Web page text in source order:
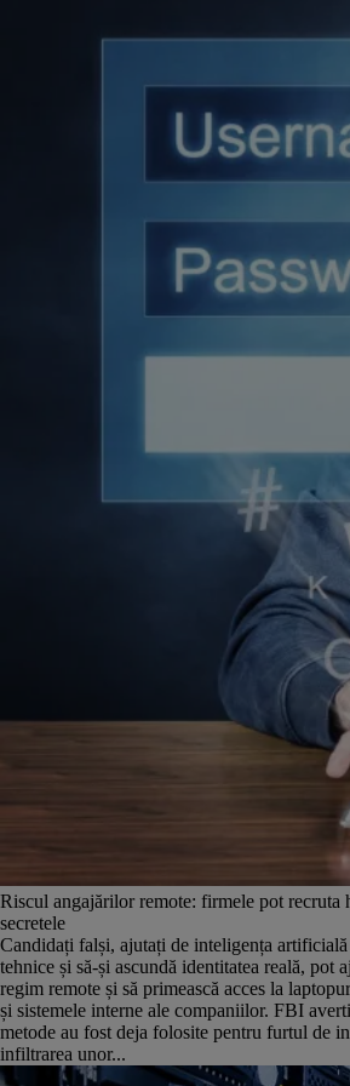
Riscul angajărilor remote: firmele pot recruta
secretele
Candidați falși, ajutați de inteligența
tehnice și să-și ascundă identitatea reală, pot
regim remote și să primească acces la
și sistemele interne ale companiilor. FBI
metode au fost deja folosite pentru furtul de
infiltrarea unor...